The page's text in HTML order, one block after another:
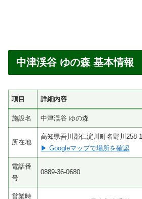
中津渓谷 ゆの森 基本情報
項目 詳細内容
施設名 中津渓谷 ゆの森
所在地
高知県吾川郡仁淀川町名野川258-1
▶ Googleマップで場所を確認
電話番
号
0889-36-0680
営業時